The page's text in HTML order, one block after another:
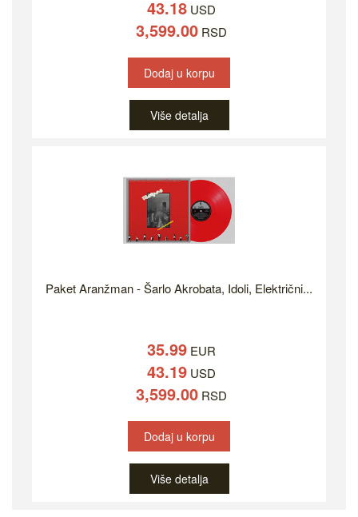
43.18USD
3,599.00RSD
Dodaj u korpu
Više detalja
Paket Aranžman - Šarlo Akrobata, Idoli, Električni...
35.99EUR
43.19USD
3,599.00RSD
Dodaj u korpu
Više detalja